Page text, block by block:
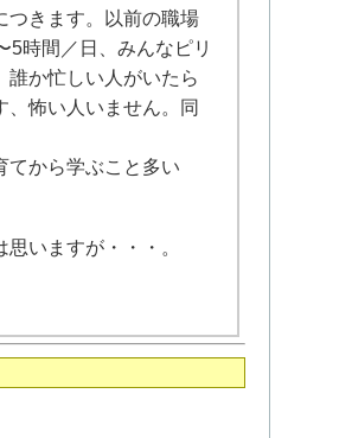
つきます。以前の職場
5時間／日、みんなピリ
誰か忙しい人がいたら
怖い人いません。同
から学ぶこと多い
ますが・・・。